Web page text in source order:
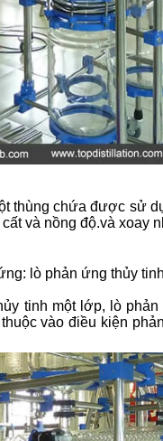
thùng chứa được sử
và nồng độ.và xoay
lò phản ứng thủy
tinh một lớp, lò
vào điều kiện